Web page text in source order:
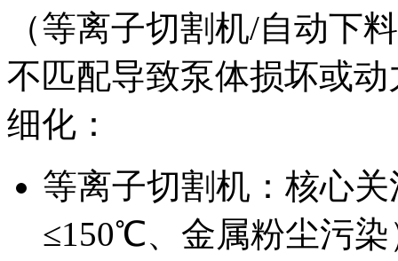
（等离子切割机/自动下
不匹配导致泵体损坏或
细化：
等离子切割机：核心
≤150℃、金属粉尘污